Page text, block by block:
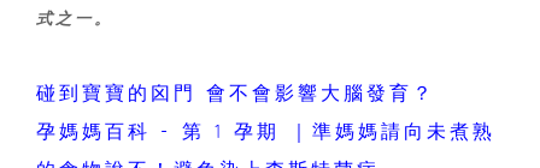
式之一。
碰到寶寶的囟門 會不會影響大腦發育？
孕媽媽百科 - 第 1 孕期 ｜準媽媽請向未煮熟